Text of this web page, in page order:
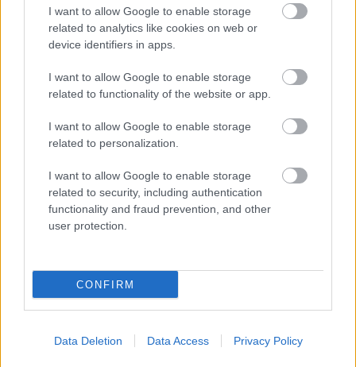
I want to allow Google to enable storage
related to analytics like cookies on web or
device identifiers in apps.
I want to allow Google to enable storage
related to functionality of the website or app.
I want to allow Google to enable storage
related to personalization.
I want to allow Google to enable storage
related to security, including authentication
functionality and fraud prevention, and other
user protection.
CONFIRM
Data Deletion Data Access Privacy Policy
Αρχιερατική Θεία Λειτουργία στον Αγιο Αιμιλιανό
Πάτρας ΦΩΤΟ